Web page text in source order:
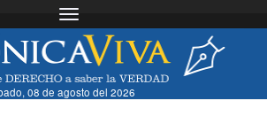
Toggle navigation
08 de agosto del 2026